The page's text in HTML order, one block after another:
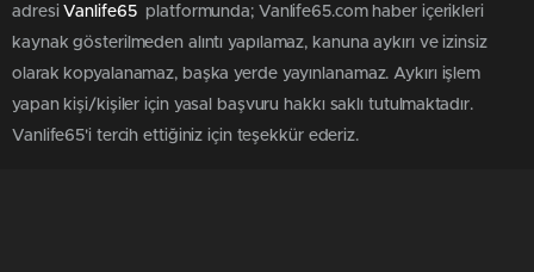
adresi Vanlife65 platformunda; Vanlife65.com haber içerikleri
kaynak gösterilmeden alıntı yapılamaz, kanuna aykırı ve izinsiz
olarak kopyalanamaz, başka yerde yayınlanamaz. Aykırı işlem
yapan kişi/kişiler için yasal başvuru hakkı saklı tutulmaktadır.
Vanlife65'i tercih ettiğiniz için teşekkür ederiz.